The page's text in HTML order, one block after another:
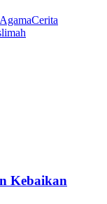
Cerita
Kebaikan